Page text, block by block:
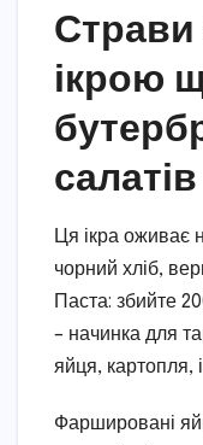
ікрою
салатів
Ця ікра оживає
чорний хліб,
Паста: збийте
– начинка для
яйця, картопля,
Фаршировані